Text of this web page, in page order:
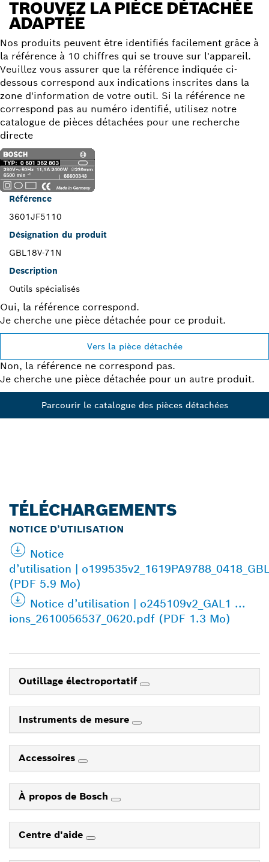
TROUVEZ LA PIÈCE DÉTACHÉE
ADAPTÉE
Nos produits peuvent être identifiés facilement grâce à
la référence à 10 chiffres qui se trouve sur l'appareil.
Veuillez vous assurer que la référence indiquée ci-
dessous correspond aux indications inscrites dans la
zone d'information de votre outil. Si la référence ne
correspond pas au numéro identifié, utilisez notre
catalogue de pièces détachées pour une recherche
directe
Référence
3601JF5110
Désignation du produit
GBL18V-71N
Description
Outils spécialisés
Oui, la référence correspond.
Je cherche une pièce détachée pour ce produit.
Vers la pièce détachée
Non, la référence ne correspond pas.
Je cherche une pièce détachée pour un autre produit.
Parcourir le catalogue des pièces détachées
TÉLÉCHARGEMENTS
NOTICE D’UTILISATION
Notice
d’utilisation |
(PDF 5.9 Mo)
Notice d’utilisation | o245109v2_GAL1 ...
ions_2610056537_0620.pdf (PDF 1.3 Mo)
Outillage électroportatif
Instruments de mesure
Accessoires
À propos de Bosch
Centre d'aide